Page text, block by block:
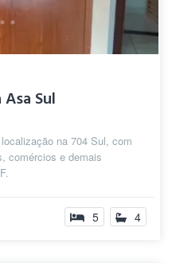
Sul
na 704 Sul, com
comércios e demais
5 4